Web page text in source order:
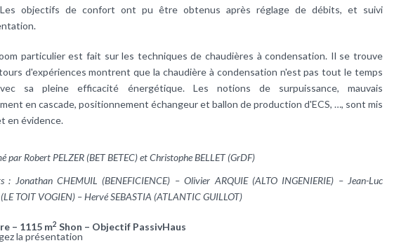
Les objectifs de confort ont pu être obtenus après réglage de débits, et suivi
particulier est fait sur les techniques de chaudières à condensation. Il se trouve
d'expériences montrent que la chaudière à condensation n'est pas tout le temps
sa pleine efficacité énergétique. Les notions de surpuissance, mauvais
en cascade, positionnement échangeur et ballon de production d'ECS, …, sont mis
en évidence.
par Robert PELZER (BET BETEC) et Christophe BELLET (GrDF)
: Jonathan CHEMUIL (BENEFICIENCE) – Olivier ARQUIE (ALTO INGENIERIE) – Jean-Luc
TOIT VOGIEN) – Hervé SEBASTIA (ATLANTIC GUILLOT)
– 1115 m2 Shon – Objectif PassivHaus
la présentation